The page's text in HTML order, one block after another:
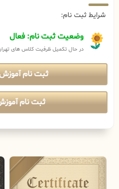
شرایط ثبت نام:
وضعیت ثبت نام: فعال
در حال تکمیل ظرفیت کلاس های
ثبت نام
ثبت نام